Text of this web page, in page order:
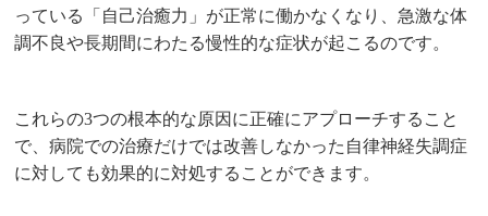
っている「自己治癒力」が正常に働かなくなり、急激な体
調不良や長期間にわたる慢性的な症状が起こるのです。
これらの3つの根本的な原因に正確にアプローチすること
で、病院での治療だけでは改善しなかった自律神経失調症
に対しても効果的に対処することができます。